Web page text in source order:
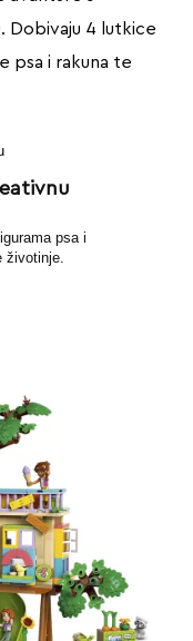
Dobivaju 4 lutkice
psa i rakuna te
psa i
životinje.